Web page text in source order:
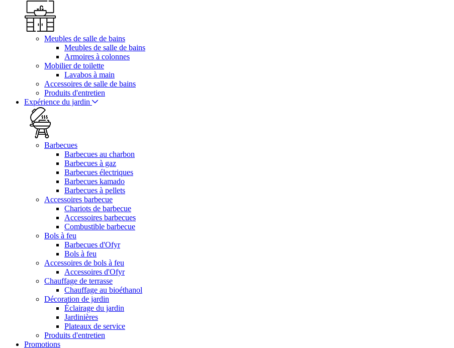
Meubles de salle de bains
Meubles de salle de bains
Armoires à colonnes
Mobilier de toilette
Lavabos à main
Accessoires de salle de bains
Produits d'entretien
Expérience du jardin
Barbecues
Barbecues au charbon
Barbecues à gaz
Barbecues électriques
Barbecues kamado
Barbecues à pellets
Accessoires barbecue
Chariots de barbecue
Accessoires barbecues
Combustible barbecue
Bols à feu
Barbecues d'Ofyr
Bols à feu
Accessoires de bols à feu
Accessoires d'Ofyr
Chauffage de terrasse
Chauffage au bioéthanol
Décoration de jardin
Éclairage du jardin
Jardinières
Plateaux de service
Produits d'entretien
Promotions